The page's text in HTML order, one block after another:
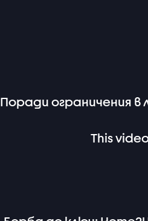
Поради ограничения в
This